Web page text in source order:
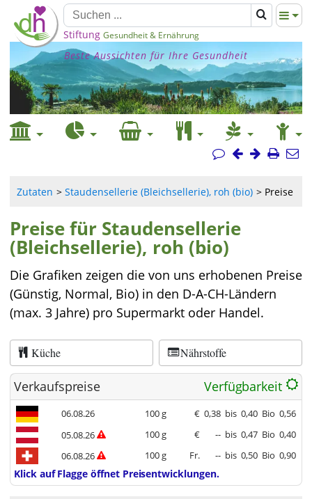
Stiftung Gesundheit & Ernährung
Beste Aussichten für Ihre Gesundheit
Zutaten Staudensellerie (Bleichsellerie), roh (bio) Preise
Preise für Staudensellerie
(Bleichsellerie), roh (bio)
Die Grafiken zeigen die von uns erhobenen Preise
(Günstig, Normal, Bio) in den D-A-CH-Ländern
(max. 3 Jahre) pro Supermarkt oder Handel.
Küche Nährstoffe
Verkaufspreise Verfügbarkeit
06.08.26 100 g € 0,38 bis 0,40 Bio 0,56
05.08.26
100 g € -- bis 0,47 Bio 0,40
06.08.26
100 g Fr. -- bis 0,50 Bio 0,90
Klick auf Flagge öffnet Preisentwicklungen.